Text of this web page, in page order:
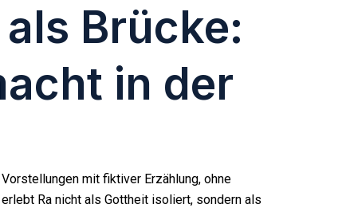
Brücke:
in der
mit fiktiver Erzählung, ohne
Ra nicht als Gottheit isoliert, sondern als